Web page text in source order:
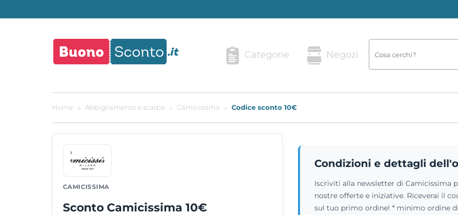
Categorie Negozi
Home Abbigliamento e scarpe Camicissima Codice sconto 10€
CAMICISSIMA
Sconto Camicissima 10€
Condizioni e dettagli
Iscriviti alla newsletter di Camicissima
nostre offerte e iniziative. Riceverai il
sul tuo primo ordine! * minimo ordine